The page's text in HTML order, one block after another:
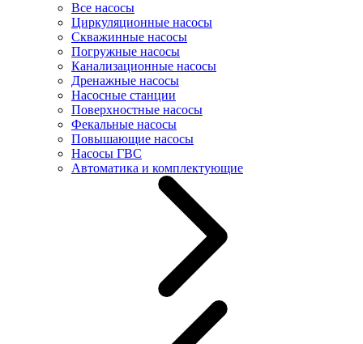
Все насосы
Циркуляционные насосы
Скважинные насосы
Погружные насосы
Канализационные насосы
Дренажные насосы
Насосные станции
Поверхностные насосы
Фекальные насосы
Повышающие насосы
Насосы ГВС
Автоматика и комплектующие